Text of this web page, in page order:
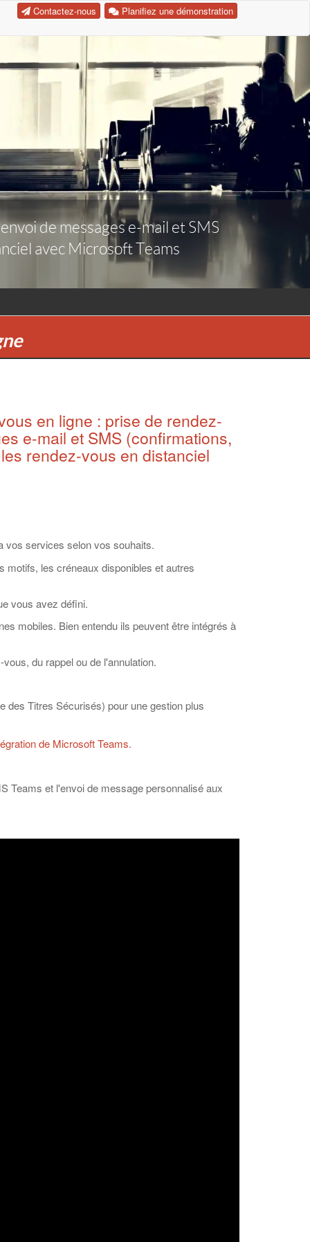
Planifiez une démonstration
Contactez-nous
de messages e-mail et SMS
avec Microsoft Teams
en ligne : prise de rendez-
e-mail et SMS (confirmations,
rendez-vous en distanciel
vos services selon vos souhaits.
motifs, les créneaux disponibles et autres
vous avez défini.
mobiles. Bien entendu ils peuvent être intégrés à
du rappel ou de l'annulation.
des Titres Sécurisés) pour une gestion plus
de Microsoft Teams.
Teams et l'envoi de message personnalisé aux